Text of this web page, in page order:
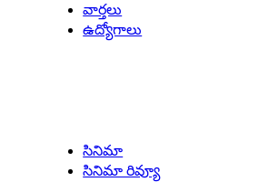
వార్తలు
ఉద్యోగాలు
సినిమా
సినిమా రివ్యూ